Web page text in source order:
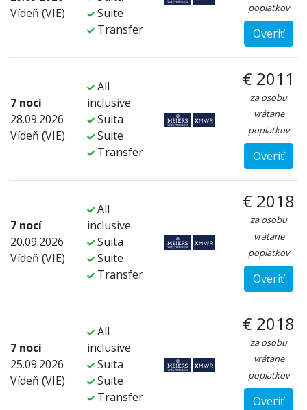
Vídeň (VIE)
Suite
Transfer
poplatkov
Overiť
7 nocí
28.09.2026
Vídeň (VIE)
All
inclusive
Suita
Suite
Transfer
€ 2011
za osobu
vrátane
poplatkov
Overiť
7 nocí
20.09.2026
Vídeň (VIE)
All
inclusive
Suita
Suite
Transfer
€ 2018
za osobu
vrátane
poplatkov
Overiť
7 nocí
25.09.2026
Vídeň (VIE)
All
inclusive
Suita
Suite
Transfer
€ 2018
za osobu
vrátane
poplatkov
Overiť